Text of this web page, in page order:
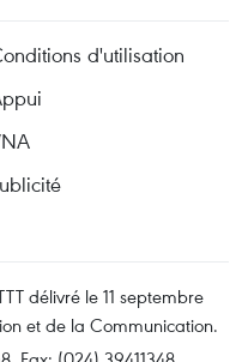
d'utilisation
délivré le 11 septembre
et de la Communication.